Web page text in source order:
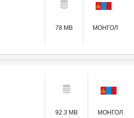
78 MB МОНГОЛ
92.3 MB МОНГОЛ